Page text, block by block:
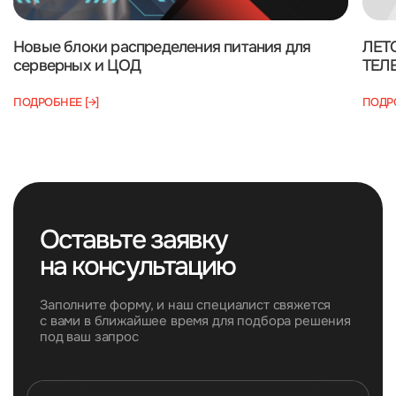
Новые блоки распределения питания для
серверных и ЦОД
ПОДРОБНЕЕ [→]
Оставьте заявку
на консультацию
Заполните форму, и наш специалист свяжется
с вами в ближайшее время для подбора решения
под ваш запрос